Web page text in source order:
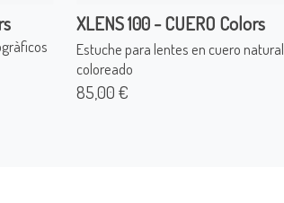
XLENS 100 - CUERO Colors
Estuche para lentes en cuero natural
coloreado
85,00 €